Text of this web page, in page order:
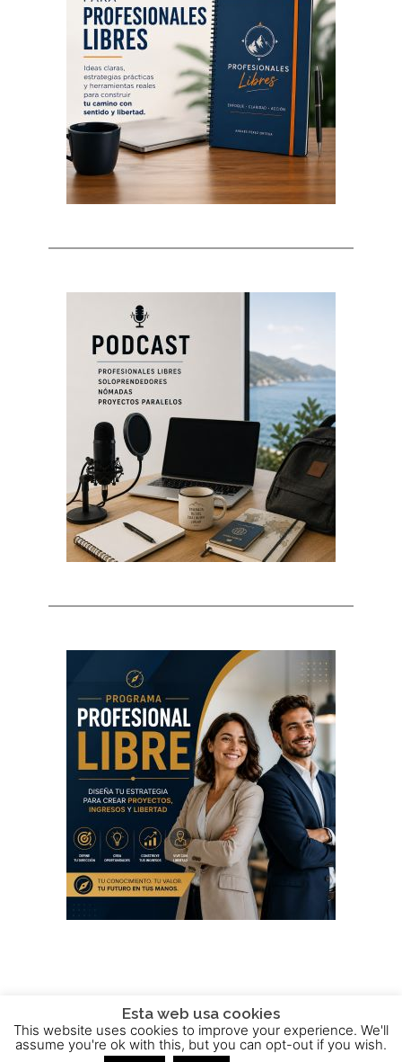
2015 - 2025 © Powered byTheme-Vision
Esta web usa cookies
This website uses cookies to improve your experience. We'll
assume you're ok with this, but you can opt-out if you wish.